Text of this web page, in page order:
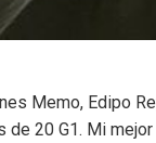
Memo, Edipo
20 G1. Mi